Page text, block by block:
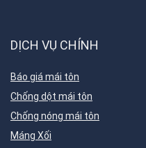
DỊCH VỤ CHÍNH
Báo giá mái tôn
Chống dột mái tôn
Chống nóng mái tôn
Máng Xối